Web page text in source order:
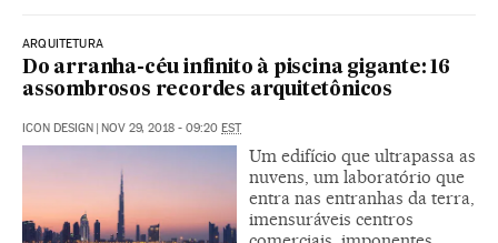
ARQUITETURA
Do arranha-céu infinito à piscina gigante: 16
assombrosos recordes arquitetônicos
ICON DESIGN | NOV 29, 2018 - 09:20 EST
Um edifício que ultrapassa as
nuvens, um laboratório que
entra nas entranhas da terra,
imensuráveis centros